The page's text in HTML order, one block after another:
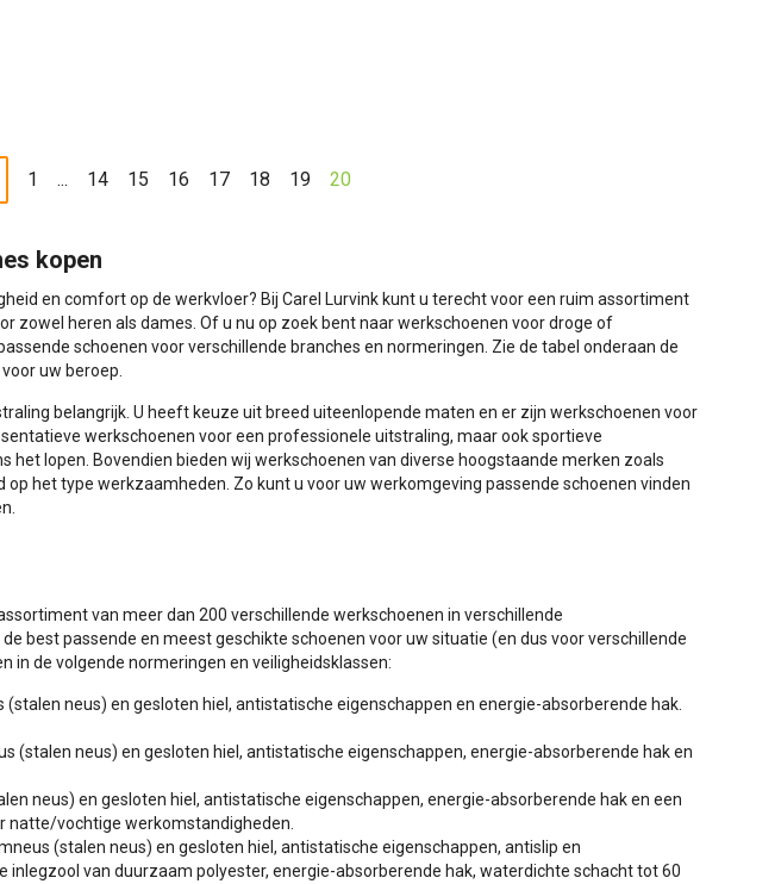
aan winkelwagen
1 ... 14 15 16 17 18 19 20
kopen
en comfort op de werkvloer? Bij Carel Lurvink kunt u terecht voor een ruim assortiment
zowel heren als dames. Of u nu op zoek bent naar werkschoenen voor droge of
schoenen voor verschillende branches en normeringen. Zie de tabel onderaan de
uw beroep.
belangrijk. U heeft keuze uit breed uiteenlopende maten en er zijn werkschoenen voor
werkschoenen voor een professionele uitstraling, maar ook sportieve
lopen. Bovendien bieden wij werkschoenen van diverse hoogstaande merken zoals
op het type werkzaamheden. Zo kunt u voor uw werkomgeving passende schoenen vinden
van meer dan 200 verschillende werkschoenen in verschillende
best passende en meest geschikte schoenen voor uw situatie (en dus voor verschillende
in de volgende normeringen en veiligheidsklassen:
neus) en gesloten hiel, antistatische eigenschappen en energie-absorberende hak.
(stalen neus) en gesloten hiel, antistatische eigenschappen, energie-absorberende hak en
neus) en gesloten hiel, antistatische eigenschappen, energie-absorberende hak en een
natte/vochtige werkomstandigheden.
(stalen neus) en gesloten hiel, antistatische eigenschappen, antislip en
inlegzool van duurzaam polyester, energie-absorberende hak, waterdichte schacht tot 60